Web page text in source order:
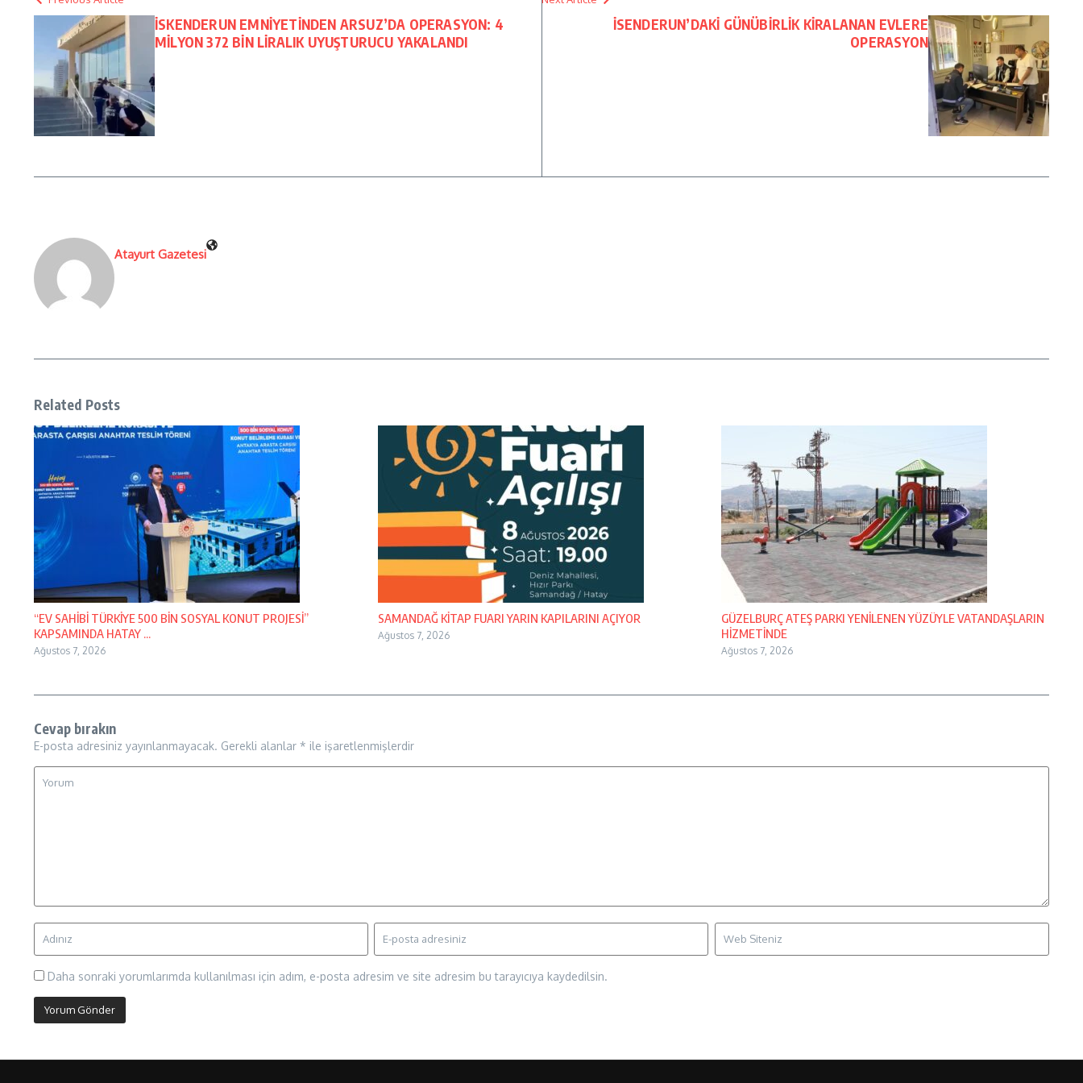
İSKENDERUN EMNİYETİNDEN ARSUZ’DA OPERASYON: 4
MİLYON 372 BİN LİRALIK UYUŞTURUCU YAKALANDI
İSENDERUN’DAKİ GÜNÜBİRLİK KİRALANAN EVLERE
OPERASYON
Atayurt Gazetesi
Related Posts
“EV SAHİBİ TÜRKİYE 500 BİN SOSYAL KONUT PROJESİ”
KAPSAMINDA HATAY ...
Ağustos 7, 2026
SAMANDAĞ KİTAP FUARI YARIN KAPILARINI AÇIYOR
Ağustos 7, 2026
GÜZELBURÇ ATEŞ PARKI YENİLENEN YÜZÜYLE VATANDAŞLARIN
HİZMETİNDE
Ağustos 7, 2026
Cevap bırakın
E-posta adresiniz yayınlanmayacak. Gerekli alanlar * ile işaretlenmişlerdir
Daha sonraki yorumlarımda kullanılması için adım, e-posta adresim ve site adresim bu tarayıcıya kaydedilsin.